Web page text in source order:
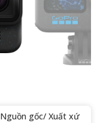
Nguồn gốc/ Xuất xứ